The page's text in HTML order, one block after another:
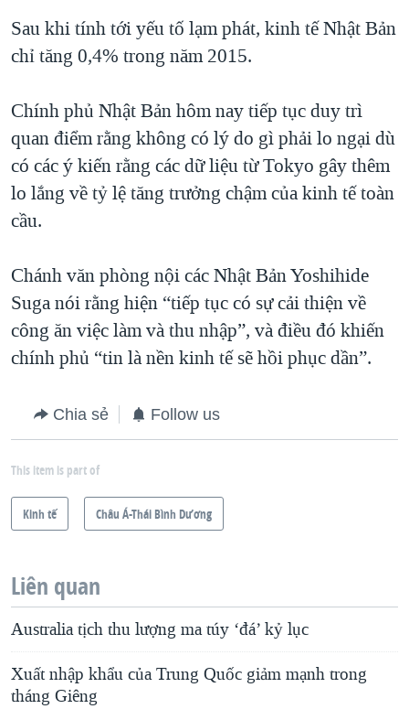
Sau khi tính tới yếu tố lạm phát, kinh tế Nhật Bản
chỉ tăng 0,4% trong năm 2015.
Chính phủ Nhật Bản hôm nay tiếp tục duy trì
quan điểm rằng không có lý do gì phải lo ngại dù
có các ý kiến rằng các dữ liệu từ Tokyo gây thêm
lo lắng về tỷ lệ tăng trưởng chậm của kinh tế toàn
cầu.
Chánh văn phòng nội các Nhật Bản Yoshihide
Suga nói rằng hiện “tiếp tục có sự cải thiện về
công ăn việc làm và thu nhập”, và điều đó khiến
chính phủ “tin là nền kinh tế sẽ hồi phục dần”.
Chia sẻ Follow us
This item is part of
Kinh tế Châu Á-Thái Bình Dương
Liên quan
Australia tịch thu lượng ma túy ‘đá’ kỷ lục
Xuất nhập khẩu của Trung Quốc giảm mạnh trong
tháng Giêng